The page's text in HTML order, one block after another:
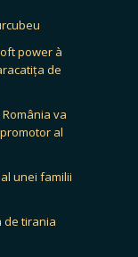
power à
de
România va
al
unei familii
de tirania